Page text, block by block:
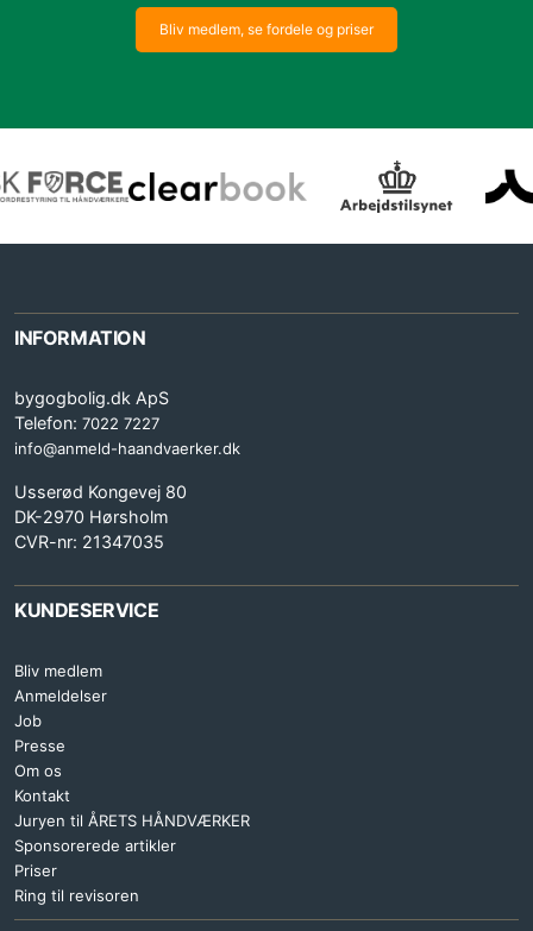
Bliv medlem, se fordele og priser
INFORMATION
bygogbolig.dk ApS
Telefon: 7022 7227
info@anmeld-haandvaerker.dk
Usserød Kongevej 80
DK-2970 Hørsholm
CVR-nr: 21347035
KUNDESERVICE
Bliv medlem
Anmeldelser
Job
Presse
Om os
Kontakt
Juryen til ÅRETS HÅNDVÆRKER
Sponsorerede artikler
Priser
Ring til revisoren